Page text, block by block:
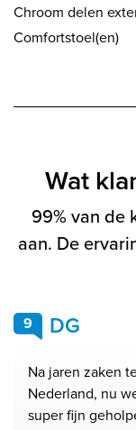
Chroom delen
Comfortstoel(en)
Wat
99% van de
aan. De
9 DG
Na jaren zaken
Nederland, nu
super fijn